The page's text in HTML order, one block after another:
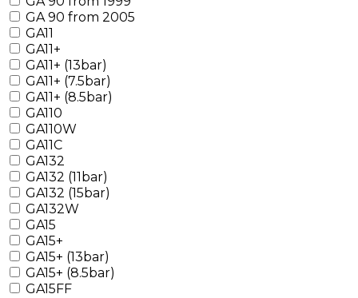
GA 90 from 2005
GA11
GA11+
GA11+ (13bar)
GA11+ (7.5bar)
GA11+ (8.5bar)
GA110
GA110W
GA11C
GA132
GA132 (11bar)
GA132 (15bar)
GA132W
GA15
GA15+
GA15+ (13bar)
GA15+ (8.5bar)
GA15FF